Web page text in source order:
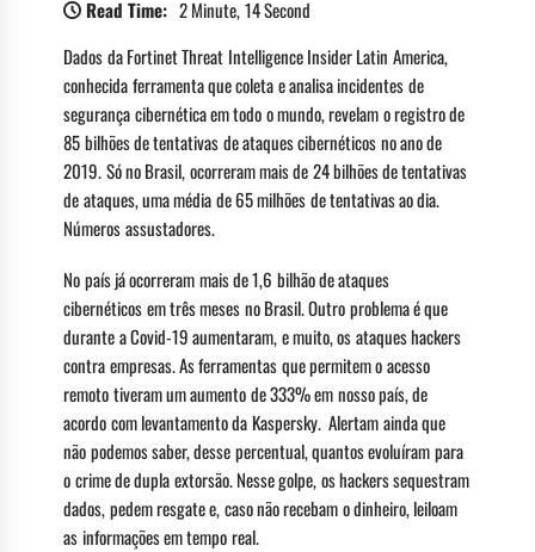
Read Time: 2 Minute, 14 Second
Dados da Fortinet Threat Intelligence Insider Latin America,
conhecida ferramenta que coleta e analisa incidentes de
segurança cibernética em todo o mundo, revelam o registro de
85 bilhões de tentativas de ataques cibernéticos no ano de
2019. Só no Brasil, ocorreram mais de 24 bilhões de tentativas
de ataques, uma média de 65 milhões de tentativas ao dia.
Números assustadores.
No país já ocorreram mais de 1,6 bilhão de ataques
cibernéticos em três meses no Brasil. Outro problema é que
durante a Covid-19 aumentaram, e muito, os ataques hackers
contra empresas. As ferramentas que permitem o acesso
remoto tiveram um aumento de 333% em nosso país, de
acordo com levantamento da Kaspersky. Alertam ainda que
não podemos saber, desse percentual, quantos evoluíram para
o crime de dupla extorsão. Nesse golpe, os hackers sequestram
dados, pedem resgate e, caso não recebam o dinheiro, leiloam
as informações em tempo real.